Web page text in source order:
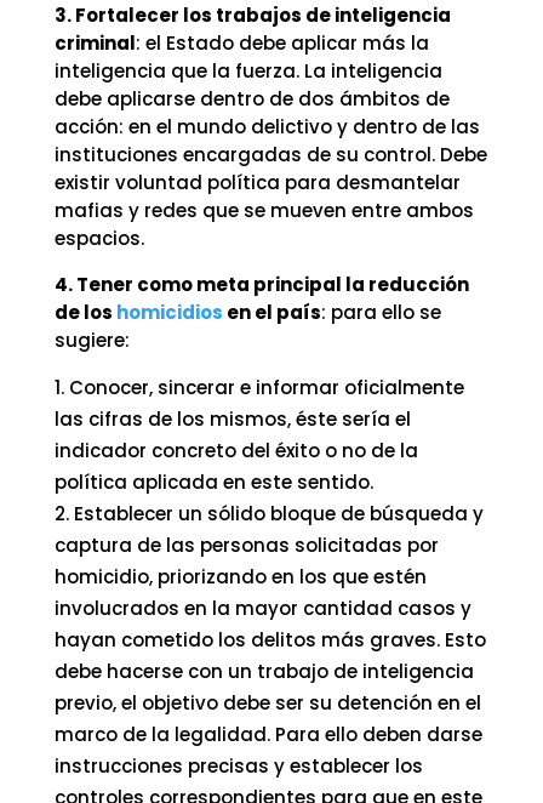
3. Fortalecer los trabajos de inteligencia
criminal: el Estado debe aplicar más la
inteligencia que la fuerza. La inteligencia
debe aplicarse dentro de dos ámbitos de
acción: en el mundo delictivo y dentro de las
instituciones encargadas de su control. Debe
existir voluntad política para desmantelar
mafias y redes que se mueven entre ambos
espacios.
4. Tener como meta principal la reducción
de los homicidios en el país: para ello se
sugiere:
Conocer, sincerar e informar oficialmente
las cifras de los mismos, éste sería el
indicador concreto del éxito o no de la
política aplicada en este sentido.
Establecer un sólido bloque de búsqueda y
captura de las personas solicitadas por
homicidio, priorizando en los que estén
involucrados en la mayor cantidad casos y
hayan cometido los delitos más graves. Esto
debe hacerse con un trabajo de inteligencia
previo, el objetivo debe ser su detención en el
marco de la legalidad. Para ello deben darse
instrucciones precisas y establecer los
controles correspondientes para que en este